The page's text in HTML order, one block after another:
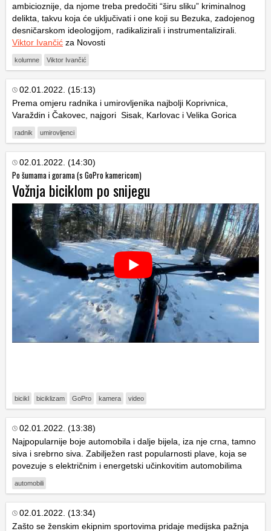
ambicioznije, da njome treba predočiti “širu sliku” kriminalnog
delikta, takvu koja će uključivati i one koji su Bezuka, zadojenog
desničarskom ideologijom, radikalizirali i instrumentalizirali.
Viktor Ivančić za Novosti
kolumne Viktor Ivančić
02.01.2022. (15:13)
Prema omjeru radnika i umirovljenika najbolji Koprivnica,
Varaždin i Čakovec, najgori Sisak, Karlovac i Velika Gorica
radnik umirovljenci
02.01.2022. (14:30)
Po šumama i gorama (s GoPro kamericom)
Vožnja biciklom po snijegu
bicikl biciklizam GoPro kamera video
02.01.2022. (13:38)
Najpopularnije boje automobila i dalje bijela, iza nje crna, tamno
siva i srebrno siva. Zabilježen rast popularnosti plave, koja se
povezuje s električnim i energetski učinkovitim automobilima
automobili
02.01.2022. (13:34)
Zašto se ženskim ekipnim sportovima pridaje medijska pažnja